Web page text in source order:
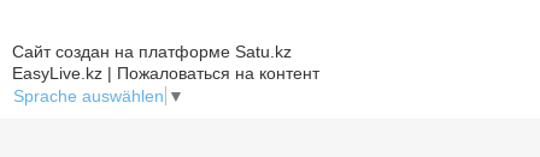
Сайт создан на платформе Satu.kz
EasyLive.kz | Пожаловаться на контент
Sprache auswählen ▼